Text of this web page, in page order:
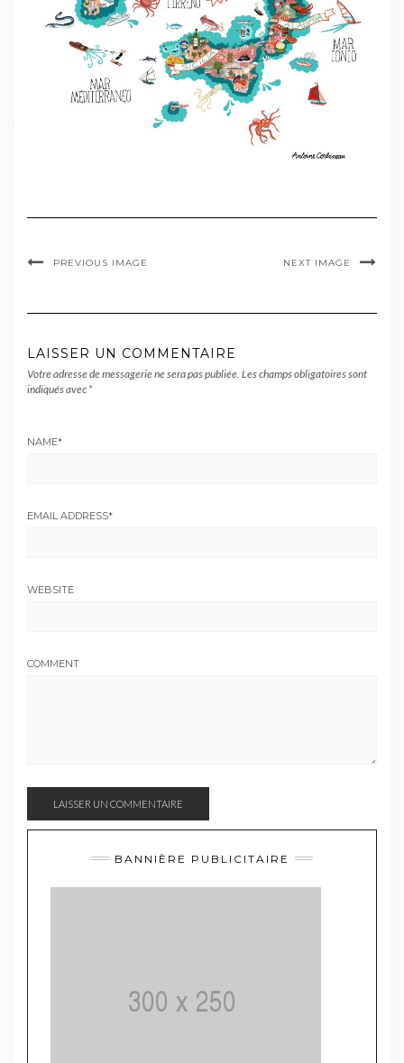
PREVIOUS IMAGE NEXT IMAGE
LAISSER UN COMMENTAIRE
Votre adresse de messagerie ne sera pas publiée. Les champs obligatoires sont
indiqués avec *
NAME*
EMAIL ADDRESS*
WEBSITE
COMMENT
BANNIÈRE PUBLICITAIRE